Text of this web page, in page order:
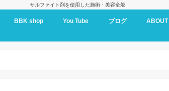
サルファイト剤を使用した施術・美容全般
BBK shop
BBK oil
You Tube ブログ ABOUT